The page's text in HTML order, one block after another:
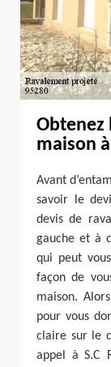
Obtenez
maison
Avant
savoir le
devis de
gauche et à
qui peut
façon de
maison.
pour vous
claire sur le
appel à S.C